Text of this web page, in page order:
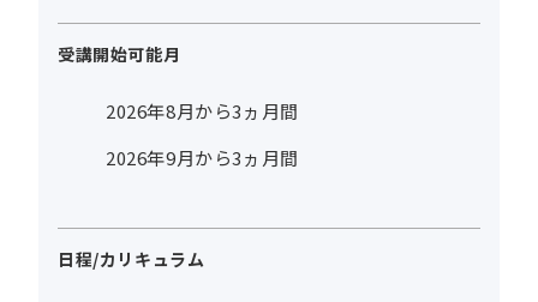
受講開始可能月
2026年8月から3ヵ月間
2026年9月から3ヵ月間
日程/カリキュラム